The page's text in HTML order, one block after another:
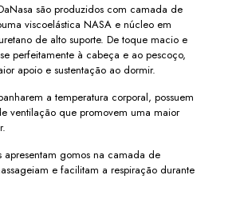
são produzidos com camada de
viscoelástica NASA e núcleo em
de alto suporte. De toque macio e
perfeitamente à cabeça e ao pescoço,
apoio e sustentação ao dormir.
a temperatura corporal, possuem
ventilação que promovem uma maior
apresentam gomos na camada de
e facilitam a respiração durante